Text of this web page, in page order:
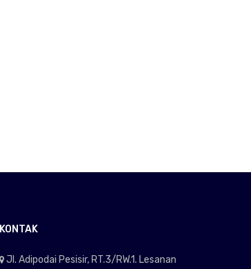
KONTAK
Jl. Adipodai Pesisir, RT.3/RW.1. Lesanan